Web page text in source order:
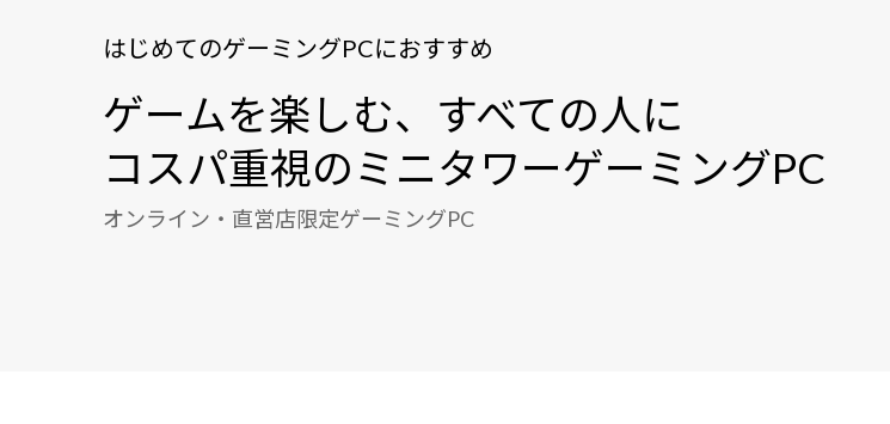
はじめてのゲーミングPCにおすすめ
ゲームを楽しむ、すべての人に
コスパ重視のミニタワーゲーミングPC
オンライン・直営店限定ゲーミングPC